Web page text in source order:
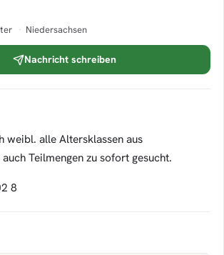
· Niedersachsen
Nachricht schreiben
weibl. alle Altersklassen aus
Teilmengen zu sofort gesucht.
8